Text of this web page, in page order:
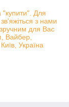
"купити". Для
з нами
для Вас
Вайбер,
Україна